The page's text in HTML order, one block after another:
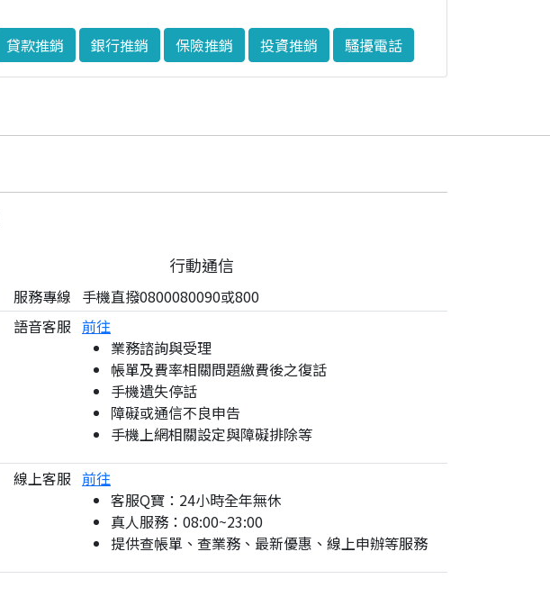
貸款推銷 銀行推銷 保險推銷 投資推銷
騷擾電話
行動通信
服務專線 手機直撥0800080090或800
語音客服 前往
業務諮詢與受理
帳單及費率相關問題繳費後之復話
手機遺失停話
障礙或通信不良申告
手機上網相關設定與障礙排除等
線上客服 前往
客服Q寶：24小時全年無休
真人服務：08:00~23:00
提供查帳單、查業務、最新優惠、線上申辦等服務